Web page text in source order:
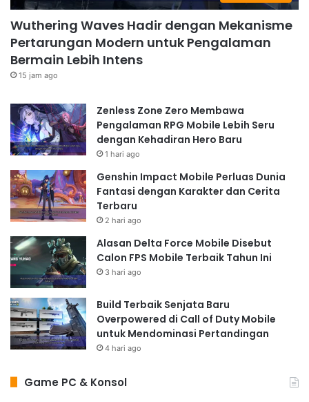
Wuthering Waves Hadir dengan Mekanisme
Pertarungan Modern untuk Pengalaman
Bermain Lebih Intens
15 jam ago
Zenless Zone Zero Membawa
Pengalaman RPG Mobile Lebih Seru
dengan Kehadiran Hero Baru
1 hari ago
Genshin Impact Mobile Perluas Dunia
Fantasi dengan Karakter dan Cerita
Terbaru
2 hari ago
Alasan Delta Force Mobile Disebut
Calon FPS Mobile Terbaik Tahun Ini
3 hari ago
Build Terbaik Senjata Baru
Overpowered di Call of Duty Mobile
untuk Mendominasi Pertandingan
4 hari ago
Game PC & Konsol